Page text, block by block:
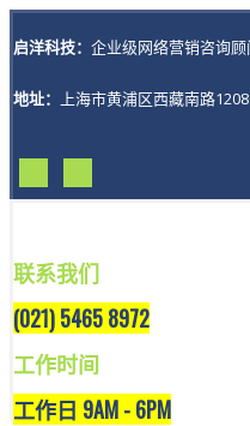
启洋科技： 企业级网络营销咨询顾
地址： 上海市黄浦区西藏南路
联系我们
(021) 5465 8972
工作时间
工作日 9AM - 6PM